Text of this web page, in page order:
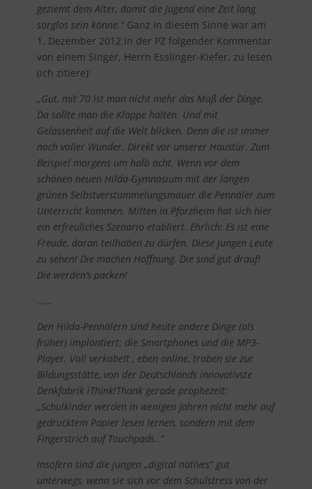
geziemt dem Alter, damit die Jugend eine Zeit lang
sorglos sein könne.“Ganz in diesem Sinne war am
1. Dezember 2012 in der PZ folgender Kommentar
von einem Singer, Herrn Esslinger-Kiefer, zu lesen
(ich zitiere):
„Gut, mit 70 ist man nicht mehr das Maß der Dinge.
Da sollte man die Klappe halten. Und mit
Gelassenheit auf die Welt blicken. Denn die ist immer
noch voller Wunder. Direkt vor unserer Haustür. Zum
Beispiel morgens um halb acht. Wenn vor dem
schönen neuen Hilda-Gymnasium mit der langen
grünen Selbstverstümmelungsmauer die Pennäler zum
Unterricht kommen. Mitten in Pforzheim hat sich hier
ein erfreuliches Szenario etabliert. Ehrlich: Es ist eine
Freude, daran teilhaben zu dürfen. Diese jungen Leute
zu sehen! Die machen Hoffnung. Die sind gut drauf!
Die werden‘s packen!
……
Den Hilda-Pennälern sind heute andere Dinge (als
früher) implantiert: die Smartphones und die MP3-
Player. Voll verkabelt , eben online, traben sie zur
Bildungsstätte, von der Deutschlands innovativste
Denkfabrik iThink!Thank gerade prophezeit:
„Schulkinder werden in wenigen Jahren nicht mehr auf
gedrucktem Papier lesen lernen, sondern mit dem
Fingerstrich auf Touchpads..“
Insofern sind die jungen „digital natives“ gut
unterwegs, wenn sie sich vor dem Schulstress von der